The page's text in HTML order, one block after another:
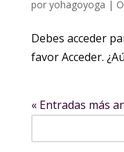
por yohagoyoga |
Debes acceder
favor Acceder.
« Entradas más